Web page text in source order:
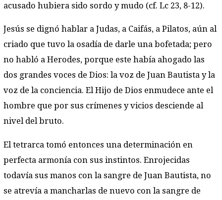
acusado hubiera sido sordo y mudo (cf. Lc 23, 8-12).
Jesús se dignó hablar a Judas, a Caifás, a Pilatos, aún al
criado que tuvo la osadía de darle una bofetada; pero
no habló a Herodes, porque este había ahogado las
dos grandes voces de Dios: la voz de Juan Bautista y la
voz de la conciencia. El Hijo de Dios enmudece ante el
hombre que por sus crímenes y vicios desciende al
nivel del bruto.
El tetrarca tomó entonces una determinación en
perfecta armonía con sus instintos. Enrojecidas
todavía sus manos con la sangre de Juan Bautista, no
se atrevía a mancharlas de nuevo con la sangre de